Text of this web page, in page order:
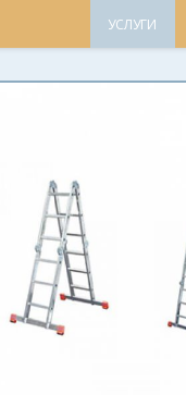
УСЛУГИ